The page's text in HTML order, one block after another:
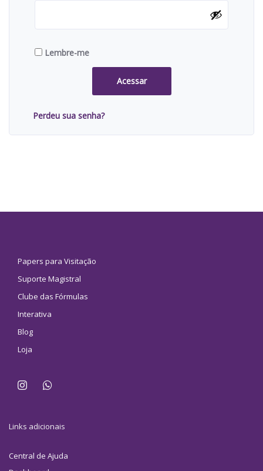
Lembre-me
Acessar
Perdeu sua senha?
Papers para Visitação
Suporte Magistral
Clube das Fórmulas
Interativa
Blog
Loja
Links adicionais
Central de Ajuda